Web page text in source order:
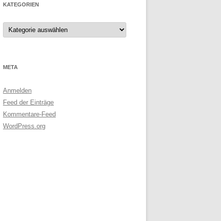
KATEGORIEN
Kategorien
META
Anmelden
Feed der Einträge
Kommentare-Feed
WordPress.org